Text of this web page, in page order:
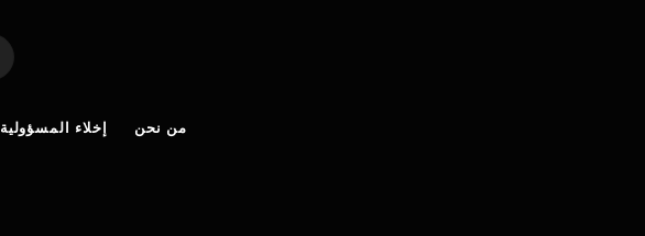
من نحن إخلاء المسؤولية